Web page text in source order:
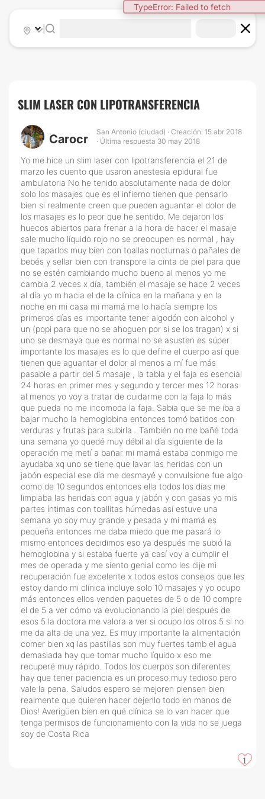
TypeError: Failed to fetch
|
SLIM LASER CON LIPOTRANSFERENCIA
Carocr
San Antonio (ciudad) · Creación: 15 abr 2018
· Última respuesta 30 may 2018
Yo me hice un slim laser con lipotransferencia el 21 de
marzo les cuento que usaron anestesia epidural fue
ambulatoria No he tenido absolutamente nada de dolor
solo los masajes que es el infierno tienen que pensarlo
bien si realmente creen que pueden aguantar el dolor de
los masajes es lo peor que he sentido. Me dejaron los
huecos abiertos para frenar a la hora de hacer el masaje
sale mucho líquido rojo no se preocupen es normal , hay
que taparlos muy bien con toallas nocturnas o pañales de
bebés y sellar bien con transpore la cinta de piel para que
no se estén cambiando mucho bueno al menos yo me
cambia 2 veces x día, también el masaje se hace 2 veces
al día yo m hacia el de la clínica en la mañana y en la
noche en mi casa mi mamá me lo hacía siempre los
primeros días es importante tener algodón con alcohol y
un (popi para que no se ahoguen por si se los tragan) x si
uno se desmaya que es normal no se asusten es súper
importante los masajes es lo que define el cuerpo así que
tienen que aguantar el dolor al menos a mí fue más
pasable a partir del 5 masaje , la tabla y el faja es esencial
24 horas en primer mes y segundo y tercer mes 12 horas
al menos yo voy a tratar de cuidarme con la faja lo más
que pueda no me incomoda la faja. Sabia que se me iba a
bajar mucho la hemoglobina entonces tomó batidos con
verduras y frutas para subirla . También no me bañé toda
una semana yo quedé muy débil al día siguiente de la
operación me metí a bañar mi mamá estaba conmigo me
ayudaba xq uno se tiene que lavar las heridas con un
jabón especial ese día me desmayé y convulsione fue algo
como de 10 segundos entonces ella todos los días me
limpiaba las heridas con agua y jabón y con gasas yo mis
partes íntimas con toallitas húmedas así estuve una
semana yo soy muy grande y pesada y mi mamá es
pequeña entonces me daba miedo que me pasará lo
mismo entonces decidimos eso ya después me subió la
hemoglobina y si estaba fuerte ya casí voy a cumplir el
mes de operada y me siento genial como les dije mi
recuperación fue excelente x todos estos consejos que les
estoy dando mi clínica incluye solo 10 masajes y yo ocupo
más entonces ellos venden paquetes de 5 o de 10 compre
el de 5 a ver cómo va evolucionando la piel después de
esos 5 la doctora me valora a ver si ocupo los otros 5 si no
me da alta de una vez. Es muy importante la alimentación
comer bien xq las pastillas son muy fuertes tamb el agua
demasiada hay que tomar mucho líquido x eso me
recuperé muy rápido. Todos los cuerpos son diferentes
hay que tener paciencia es un proceso muy tedioso pero
vale la pena. Saludos espero se mejoren piensen bien
realmente que quieren hacer dejenlo todo en manos de
Dios! Averigüen bien en qué clínica se lo van hacer que
tenga permisos de funcionamiento con la vida no se juega
soy de Costa Rica
1